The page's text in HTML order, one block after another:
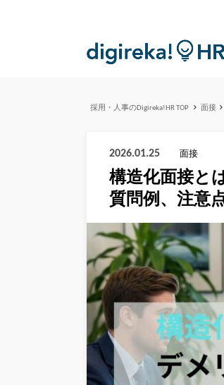
採用・人事のDigireka!HR TOP 面接
2026.01.25 面接
構造化面接と
質問例、注意